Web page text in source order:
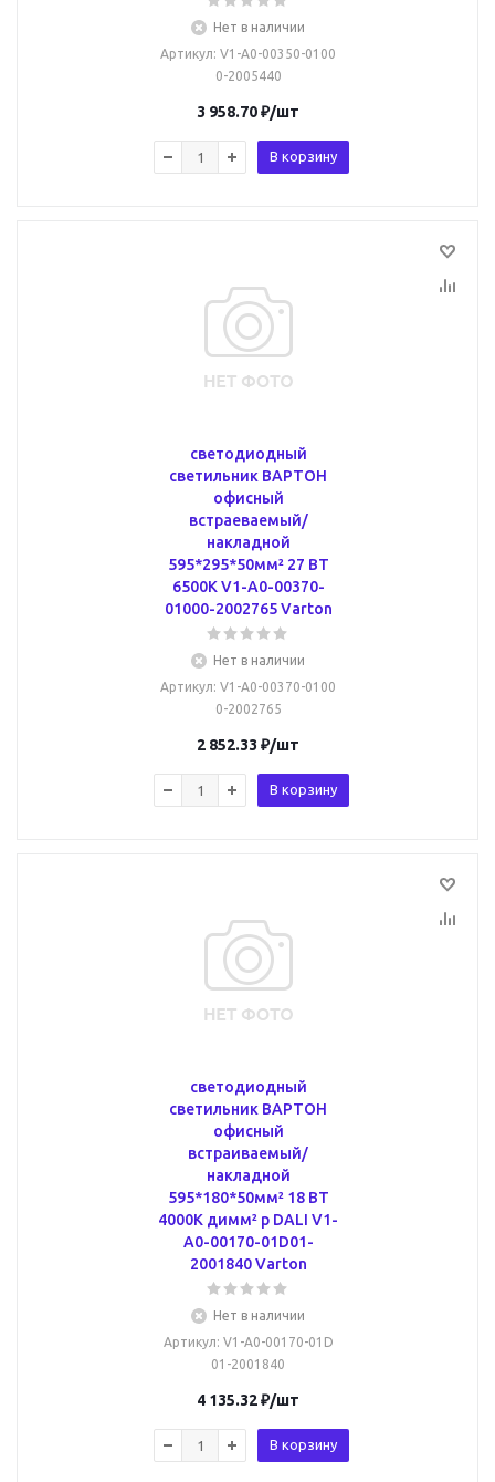
Нет в наличии
Артикул: V1-A0-00350-0100
0-2005440
3 958.70₽/шт
В корзину
светодиодный
светильник ВАРТОН
офисный
встраеваемый/
накладной
595*295*50мм² 27 ВТ
6500К V1-A0-00370-
01000-2002765 Varton
Нет в наличии
Артикул: V1-A0-00370-0100
0-2002765
2 852.33 ₽/шт
В корзину
светодиодный
светильник ВАРТОН
офисный
встраиваемый/
накладной
595*180*50мм² 18 ВТ
4000К димм² р DALI V1-
A0-00170-01D01-
2001840 Varton
Нет в наличии
Артикул: V1-A0-00170-01D
01-2001840
4 135.32₽/шт
В корзину